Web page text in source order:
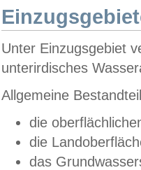
Unter Einzugsgebiet
unterirdisches
Allgemeine
die
die
das